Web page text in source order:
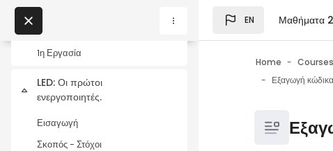
Blocks
Blocks
Κώδικας Μόρς
Προσομοιώσεις
1η Εργασία
Collapse
LED: Οι πρώτοι
ενεργοποιητές.
Εισαγωγή
Σκοπός - Στόχοι
EN Μαθήματα
Home Courses
Εξαγωγή
Blocks